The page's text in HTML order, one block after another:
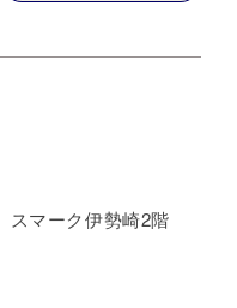
マーク伊勢崎2階